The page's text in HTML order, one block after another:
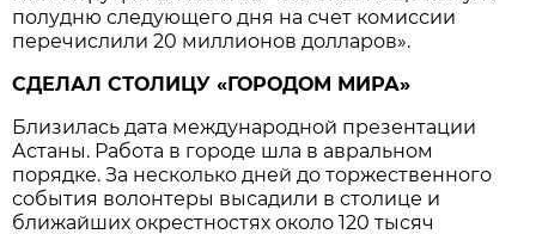
полудню следующего дня на счет комиссии
перечислили 20 миллионов долларов».
СДЕЛАЛ СТОЛИЦУ «ГОРОДОМ МИРА»
Близилась дата международной презентации
Астаны. Работа в городе шла в авральном
порядке. За несколько дней до торжественного
события волонтеры высадили в столице и
ближайших окрестностях около 120 тысяч